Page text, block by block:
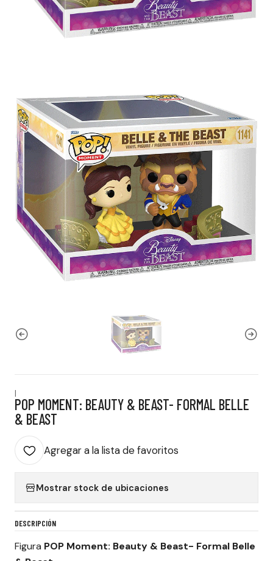
|
POP MOMENT: BEAUTY & BEAST- FORMAL BELLE
& BEAST
Agregar a la lista de favoritos
Mostrar stock de ubicaciones
DESCRIPCIÓN
Figura POP Moment: Beauty & Beast- Formal Belle